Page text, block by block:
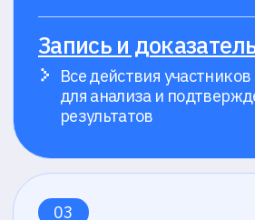
Согласен сполитикой обработки ПДн
и политикой обработки cookie